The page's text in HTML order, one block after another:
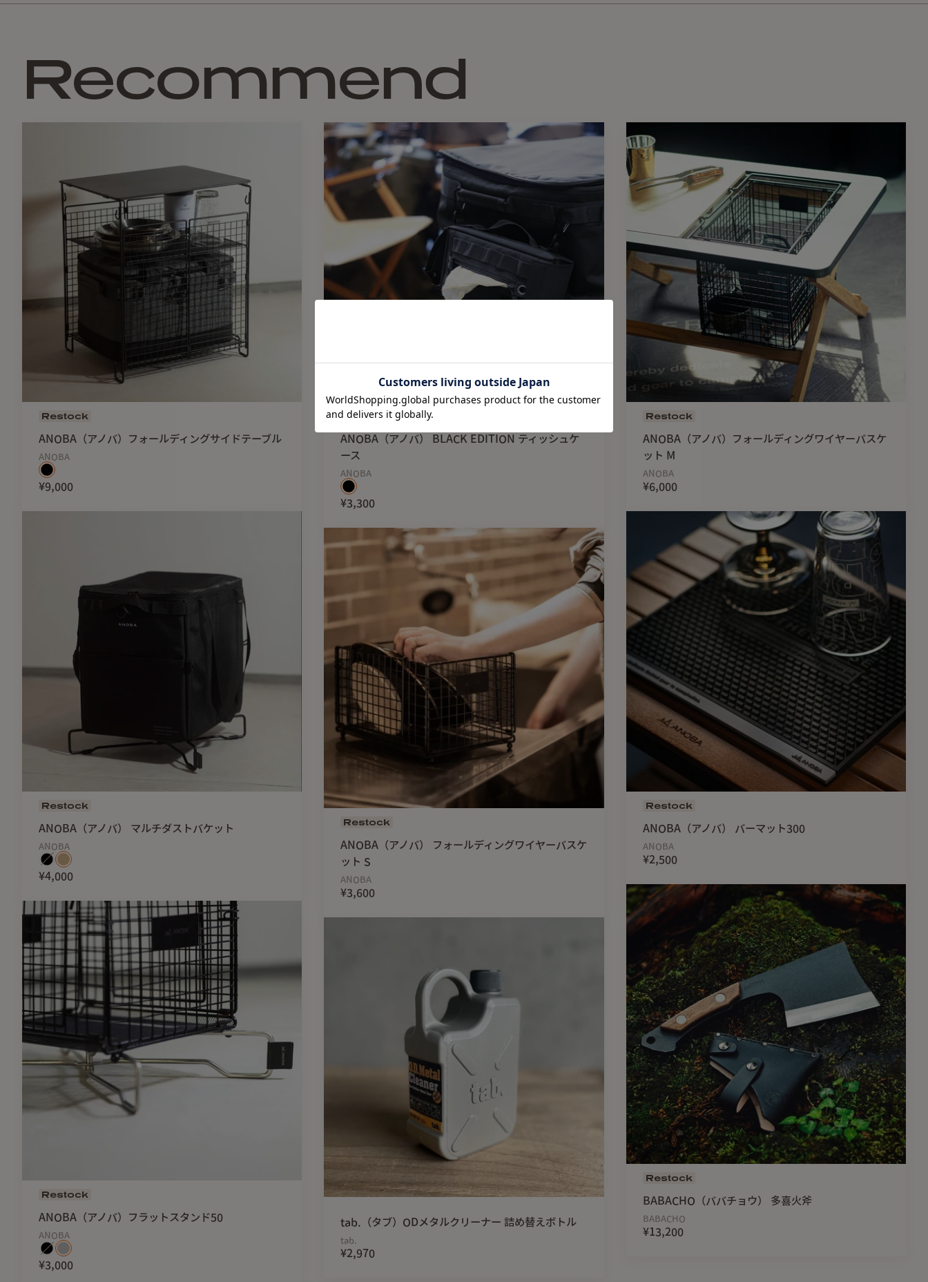
オートキャンプのアイコンとなったウッドテーブル。
既存の2トーンカラーだったラインナップから
BLACK EDITIONが新登場。
同時にリリースされるBLACK EDITIONウッドラック2段/3段との相性も抜群。
収納袋付きで収納、キャリー可能です。
【注意事項】
本製品は天然木を使用しておりますので、木目や色合い等、製品ごとに異なります。あら
材質: オーク
使用サイズ: W83xD60xH44cm
登録する
hinataストアからのメールマガジンを受け取る
Recommend
Restock
ANOBA（アノバ）フォールディングサイドテーブル
ANOBA
¥9,000
Restock
ANOBA（アノバ） マルチダストバケット
ANOBA
¥4,000
Restock
ANOBA（アノバ）フラットスタンド50
ANOBA
¥3,000
Restock
ANOBA（アノバ） BLACK EDITION ティッシュケ
ース
ANOBA
¥3,300
Restock
ANOBA（アノバ） フォールディングワイヤーバスケ
ット S
ANOBA
¥3,600
tab.（タブ）ODメタルクリーナー 詰め替えボトル
tab.
¥2,970
Restock
ANOBA（アノバ）フォールディングワイヤーバスケ
ット M
ANOBA
¥6,000
Restock
ANOBA（アノバ） バーマット300
ANOBA
¥2,500
Restock
BABACHO（ババチョウ） 多喜火斧
BABACHO
¥13,200